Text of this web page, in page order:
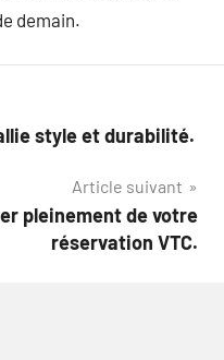
demain.
style et durabilité.
Article suivant
pleinement de votre
réservation VTC.